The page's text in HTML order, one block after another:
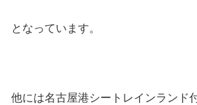
となっています。
他には名古屋港シートレインランド